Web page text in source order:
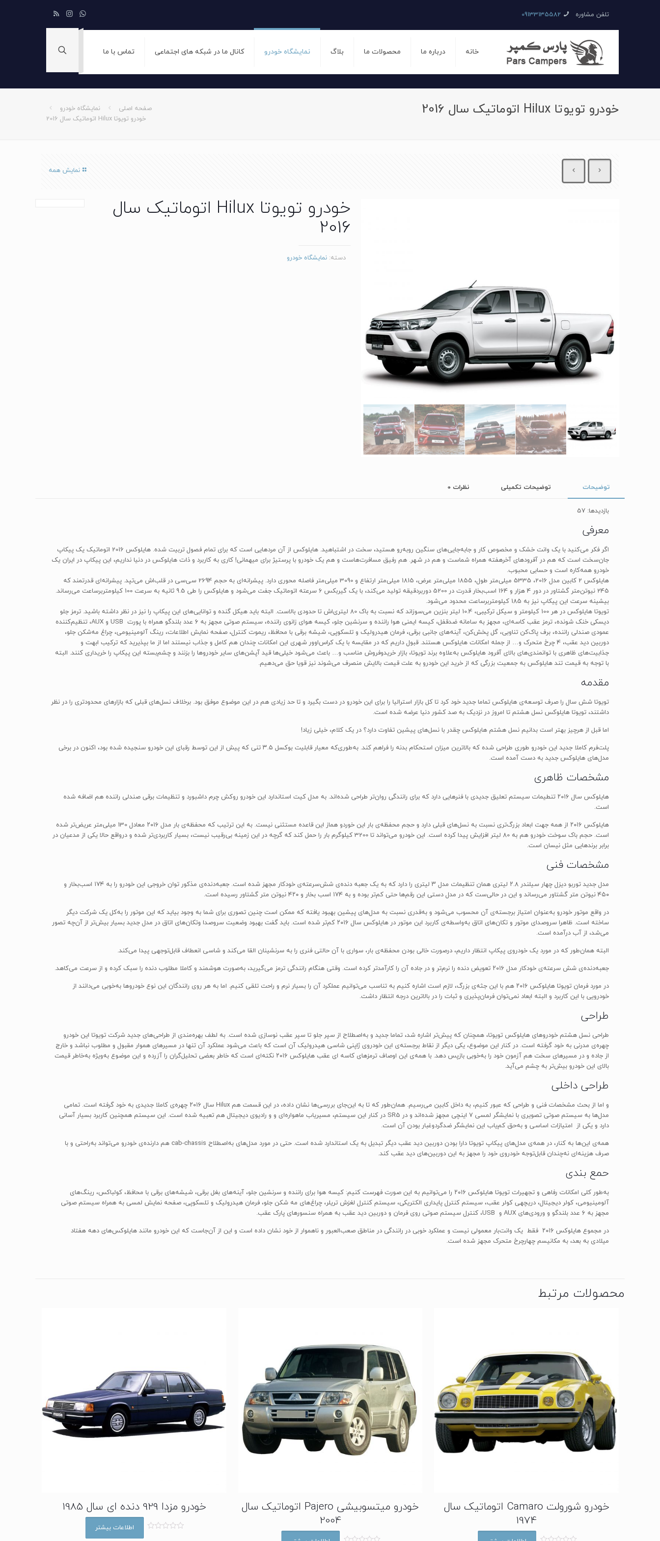
تلفن مشاوره 09133135582
خانه درباره ما محصولات ما بلاگ نمایشگاه خودرو کانال ما در شبکه های اجتماعی تماس با ما
خودرو تویوتا Hilux اتوماتیک سال 2016 صفحه اصلی
نمایشگاه خودرو
خودرو تویوتا Hilux اتوماتیک سال 2016
نمایش همه
خودرو تویوتا Hilux اتوماتیک سال
2016
دسته:نمایشگاه خودرو
توضیحات توضیحات تکمیلی نظرات 0
بازدیدها: 57
معرفی
اگر فکر می‌کنید با یک وانت خشک و مخصوص کار و جابه‌جایی‌های سنگین روبه‌رو هستید، سخت در اشتباهید. هایلوکس از آن مردهایی است که برای تمام فصول تربیت شده. هایلوکس 2016‌ اتوماتیک یک پیکاپ
جان‌سخت است که هم در آفرودهای آخرهفته همراه شماست و هم در شهر. هم رفیق مسافرت‌هاست و هم یک خودرو با پرستیژ برای میهمانی‌! کاری به کاربرد و ذات هایلوکس در دنیا نداریم، این پیکاپ در ایران یک
خودرو همه‌کاره است و حسابی محبوب.
هایلوکس 2 کابین مدل 2016، 5335 میلی‌متر طول، 1855 میلی‌متر عرض، 1815 میلی‌متر ارتفاع و 3090 میلی‌متر فاصله محوری دارد. پیشرانه‌ای به حجم 2694 سی‌سی در قلب‌اش می‌تپد. پیشرانه‌ای قدرتمند که
245 نیوتن‌متر گشتاور در دور 4 هزار و 164 اسب‌بخار قدرت در 5200 دوربردقیقه تولید می‌کند، با یک گیربکس 6 سرعته اتوماتیک جفت می‌شود و هایلوکس را طی 9.5 ثانیه به سرعت 100 کیلومتربرساعت می‌رساند.
بیشینه سرعت این پیکاپ نیز به 185 کیلومتربرساعت محدود می‌شود.
تویوتا هایلوکس در هر 100 کیلومتر و سیکل ترکیبی، 10.4 لیتر بنزین می‌سوزاند که نسبت به باک 80 لیتری‌اش تا حدودی بالاست. البته باید هیکل گنده و توانایی‌های این پیکاپ را نیز در نظر داشته باشید. ترمز جلو
دیسکی خنک شونده، ترمز عقب کاسه‌ای، مجهز به سامانه ضدقفل، کیسه ایمنی هوا راننده و سرنشین جلو، کیسه هوای زانوی راننده، سیستم صوتی مجهز به ۶ عدد بلندگو همراه با پورت USB و AUX، تنظیم‌کننده
عمودی صندلی راننده، برف پاک‌کن تناوبی، گل پخش‌کن، آینه‌های جانبی برقی، فرمان هیدرولیک و تلسکوپی، شیشه برقی با محافظ، ریموت کنترل، صفحه نمایش اطلاعات، رینگ آلومینیومی، چراغ مه‌شکن جلو،
دوربین دید عقب، 4 چرخ متحرک و… از جمله امکانات هایلوکس هستند. قبول داریم که در مقایسه با یک کراس‌اوور شهری این امکانات چندان هم کامل و جذاب نیستند اما از ما بپذیرید که ترکیب ابهت و
جذابیت‌های ظاهری با توانمندی‌های بالای آفرود هایلوکس به‌علاوه برند تویوتا، بازار خریدوفروش مناسب و… باعث می‌شود خیلی‌ها قید آپشن‌های سایر خودروها را بزنند و چشم‌بسته این پیکاپ را خریداری کنند. البته
با توجه به قیمت تند هایلوکس به جمعیت بزرگی که از خرید این خودرو به علت قیمت بالایش منصرف می‌شوند نیز قویا حق می‌دهیم.
مقدمه
تویوتا شش سال را صرف توسعه‌ی هایلوکس تماما جدید خود کرد تا کل بازار استرالیا را برای این خودرو در دست بگیرد و تا حد زیادی هم در این موضوع موفق بود. برخلاف نسل‌های قبلی که بازارهای محدودتری را در نظر
داشتند، تویوتا هایلوکس نسل هشتم تا امروز در نزدیک به صد کشور دنیا عرضه شده است.
اما قبل از هرچیز بهتر است بدانیم نسل هشتم هایلوکس چقدر با نسل‌های پیشین تفاوت دارد؟ در یک کلام، خیلی زیاد!
پلت‌فرم کاملا جدید این خودرو طوری طراحی شده که بالاترین میزان استحکام بدنه را فراهم کند. به‌طوری‌که معیار قابلیت بوکسل ۳.۵ تنی که پیش از این توسط رقبای این خودرو سنجیده شده بود، اکنون در برخی
مدل‌های هایلوکس جدید به دست آمده است.
مشخصات ظاهری
هایلوکس سال ۲۰۱۶ تنطیمات سیستم تعلیق جدیدی با فنرهایی دارد که برای رانندگی روان‌تر طراحی شده‌اند. به مدل کیت استاندارد این خودرو روکش چرم داشبورد و تنظیمات برقی صندلی راننده هم اضافه شده
است.
هایلوکس ۲۰۱۶ از همه‌ جهت ابعاد بزرگ‌تری نسبت به نسل‌های قبلی دارد و حجم محفظه‌ی بار این خوردو هماز این قاعده مستثنی نیست. به این ترتیب که محفظه‌ی بار مدل ۲۰۱۶ معادل 130 میلی‌متر عریض‌تر شده
است. حجم باک سوخت خودرو هم به 80 لیتر افزایش پیدا کرده است. این خودرو می‌تواند تا 3200 کیلوگرم بار را حمل کند که گرچه در این زمینه بی‌رقیب نیست، بسیار کاربردی‌تر شده و درواقع حالا یکی از مدعیان در
برابر برندهایی مثل نیسان است.
مشخصات فنی
مدل جدید توربو دیزل چهار سیلندر ۲.۸ لیتری همان تنظیمات مدل ۳ لیتری را دارد که به یک جعبه دنده‌ی شش‌سرعته‌ی خودکار مجهز شده است. جعبه‌دنده‌ی مذکور توان خروجی این خودرو را به ۱۷۴ اسب‌بخار و
۴۵۰ نیوتن متر گشتاور می‌رساند و این در حالی‌ست که در مدل دستی این رقم‌ها حتی کم‌تر بوده و به ۱۷۴ اسب بخار و ۴۲۰ نیوتن متر گشتاور رسیده است.
در واقع موتور خودرو به‌عنوان امتیاز برجسته‌ی آن محسوب می‌شود و به‌قدری نسبت به مدل‌های پیشین بهبود یافته که ممکن است چنین تصوری برای شما به وجود بیاید که این موتور را به‌کل یک شرکت دیگر
ساخته است. ظاهرا سروصدای موتور و تکان‌های اتاق به‌واسطه‌ی کاربرد این موتور در هایلوکس سال ۲۰۱۶ کم‌تر شده است. باید گفت بهبود وضعیت سروصدا وتکان‌های اتاق در مدل جدید بسیار بیش‌تر از آن‌چه تصور
می‌شد، از آب درآمده است.
البته همان‌طور که در مورد یک خودروی پیکاپ انتظار داریم، درصورت خالی بودن محفظه‌ی بار، سواری با آن حالتی فنری را به سرنشینان القا می‌کند و شاسی انعطاف قابل‌توجهی پیدا می‌کند.
جعبه‌دنده‌ی شش سرعته‌ی خودکار مدل ۲۰۱۶ تعویض دنده را نرم‌تر و در جاده آن را کارآمدتر کرده است. وقتی هنگام رانندگی ترمز می‌گیرید، به‌صورت هوشمند و کاملا مطلوب دنده را سبک کرده و از سرعت می‌کاهد.
در مورد فرمان تویوتا هایلوکس ۲۰۱۶ هم با این جثه‌ی بزرگ، لازم است اشاره کنیم به تناسب می‌توانیم عملکرد آن را بسیار نرم و راحت تلقی کنیم. اما به هر روی رانندگان این نوع خودروها به‌خوبی می‌دانند از
خودرویی با این کاربرد و البته ابعاد نمی‌توان فرمان‌پذیری و ثبات را در بالاترین درجه انتظار داشت.
طراحی
طراحی نسل هشتم خودروهای هایلوکس تویوتا، همچنان که پیش‌تر اشاره شد، تماما جدید و به‌اصطلاح از سپر جلو تا سپر عقب نوسازی شده است. به لطف بهره‌مندی از طراحی‌های جدید شرکت تویوتا این خودرو
چهره‌ی مدرنی به خود گرفته است. در کنار این موضوع، یکی دیگر از نقاط برجسته‌ی این خودروی ژاپنی شاسی هیدرولیک آن است که باعث می‌شود عملکرد آن تنها در مسیرهای هموار مقبول و مطلوب نباشد و خارج
از جاده و در مسیرهای سخت هم آزمون خود را به‌خوبی بازپس دهد. با همه‌ی این اوصاف ترمزهای کاسه ای عقب هایلوکس ۲۰۱۶ نکته‌ای است که خاطر بعضی تحلیل‌گران را آزرده و این موضوع به‌ویژه به‌خاطر قیمت
بالای این خودرو بیش‌تر به چشم می‌آید.
طراحی داخلی
و اما از بحث مشخصات فنی و طراحی که عبور کنیم، به داخل کابین می‌رسیم. همان‌طور که تا به‌ این‌جای بررسی‌ها نشان داده، در این قسمت هم Hilux سال ۲۰۱۶ چهره‌ی کاملا جدیدی به خود گرفته است. تمامی
مدل‌ها به سیستم صوتی تصویری با نمایشگر لمسی ۷ اینچی مجهز شده‌اند و در SR5 در کنار این سیستم، مسیریاب ماهواره‌ای و و رادیوی دیجیتال هم تعبیه شده است. این سیستم همچنین کاربرد بسیار آسانی
دارد و یکی از امتیازات اساسی و به‌حق کم‌یاب این نمایشگر ضدگردوغبار بودن آن است.
همه‌ی این‌ها به کنار، در همه‌ی مدل‌های پیکاپ تویوتا دارا بودن دوربین دید عقب دیگر تبدیل به یک استاندارد شده است. حتی در مورد مدل‌های به‌اصطلاح cab-chassis هم دارنده‌ی خودرو می‌تواند به‌راحتی و با
صرف هزینه‌ای نه‌چندان قابل‌توجه خودروی خود را مجهز به این دوربین‌های دید عقب کند.
حمع بندی
به‌طور کلی امکانات رفاهی و تجهیرات تویوتا هایلوکس ۲۰۱۶ را می‌توانیم به این صورت فهرست کنیم: کیسه هوا برای راننده و سرنشین جلو، آینه‌های بغل برقی، شیشه‌های برقی با محافظ، کولباکس، رینگ‌های
آلومینیومی، کولر دیجیتال، دریچه­ی کولر عقب، سیستم کنترل پایداری الکتریکی، سیستم کنترل لغزش تریلر، چراغ‌های مه شکن جلو، فرمان هیدرولیک و تلسکوپی، صفحه نمایش لمسی به همراه سیستم صوتی
مجهز به ۶ عدد بلندگو و ورودی‌های AUX و USB، کنترل سیستم صوتی روی فرمان و دوربین دید عقب به همراه سنسورهای پارک عقب.
در مجموع هایلوکس ۲۰۱۶ فقط یک وانت‌بار معمولی نیست و عملکرد خوبی در رانندگی در مناطق صعب‌العبور و ناهموار از خود نشان داده است و این از آن‌جاست که این خودرو مانند هایلوکس‌های دهه هفتاد
میلادی به بعد، به مکانیسم چهارچرخ متحرک مجهز شده است.
محصولات مرتبط
خودرو شورولت Camaro اتوماتیک سال
1974
خودرو میتسوبیشی Pajero اتوماتیک سال
2004
خودرو مزدا 929 دنده ای سال 1985
اطلاعات بیشتر